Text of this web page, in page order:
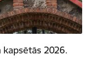
kapsētās 2026.